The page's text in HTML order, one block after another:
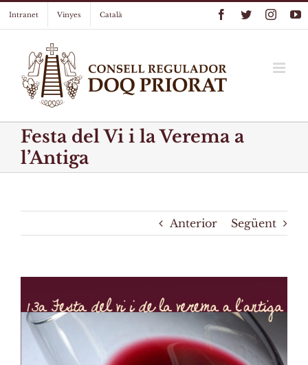
Intranet Vinyes Català Facebook
Twitter
Festa del Vi i la Verema a
l’Antiga
Anterior Següent
Larger
Image